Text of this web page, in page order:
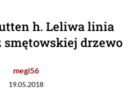
h. Leliwa linia
smętowskiej drzewo
megi56
19.05.2018